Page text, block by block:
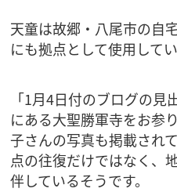
天童は故郷・八尾市の自
にも拠点として使用して
「1月4日付のブログの
にある大聖勝軍寺をお参
子さんの写真も掲載され
点の往復だけではなく、
伴しているそうです。